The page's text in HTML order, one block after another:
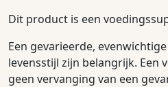
Dit product is een
Een gevarieerde,
levensstijl zijn belangrijk. Een
geen vervanging van een